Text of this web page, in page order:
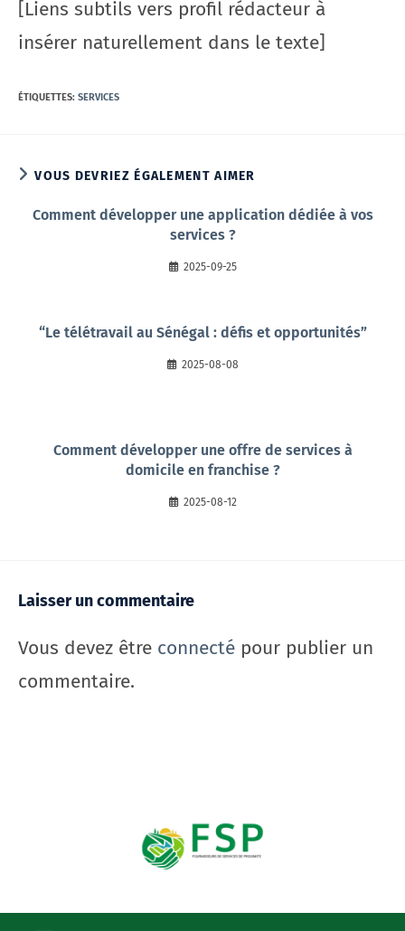
[Liens subtils vers profil rédacteur à
insérer naturellement dans le texte]
ÉTIQUETTES: SERVICES
VOUS DEVRIEZ ÉGALEMENT AIMER
Comment développer une application dédiée à vos
services ?
2025-09-25
“Le télétravail au Sénégal : défis et opportunités”
2025-08-08
Comment développer une offre de services à
domicile en franchise ?
2025-08-12
Laisser un commentaire
Vous devez être connecté pour publier un
commentaire.